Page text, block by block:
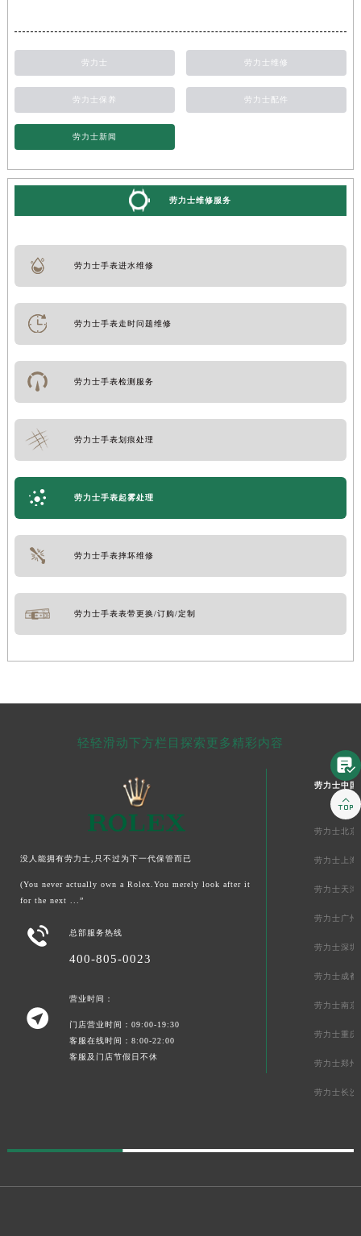
劳力士 劳力士维修
劳力士保养 劳力士配件
劳力士新闻
劳力士维修服务
劳力士手表进水维修
劳力士手表走时问题维修
劳力士手表检测服务
劳力士手表划痕处理
劳力士手表起雾处理
劳力士手表摔坏维修
劳力士手表表带更换/订购/定制
轻轻滑动下方栏目探索更多精彩内容
没人能拥有劳力士,只不过为下一代保管而已
(You never actually own a Rolex.You merely look after it
for the next ...”
 总部服务热线
400-805-0023

营业时间：
门店营业时间：09:00-19:30
客服在线时间：8:00-22:00
客服及门店节假日不休
劳力士中国
劳力士北京
劳力士上海
劳力士天津
劳力士广州
劳力士深圳
劳力士成都
劳力士南京
劳力士重庆
劳力士郑州
劳力士长沙

